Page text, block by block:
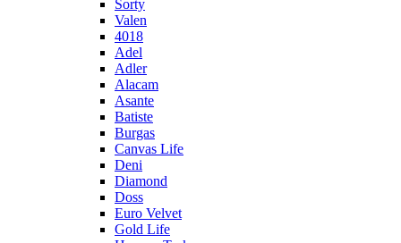
Sorty
Valen
4018
Adel
Adler
Alacam
Asante
Batiste
Burgas
Canvas Life
Deni
Diamond
Doss
Euro Velvet
Gold Life